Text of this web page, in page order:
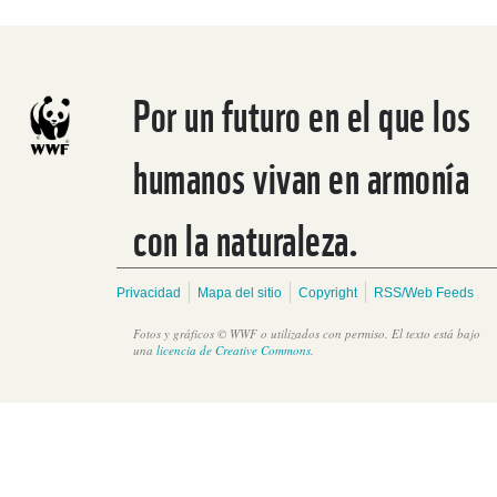
Por un futuro en el que los
humanos vivan en armonía
con la naturaleza.
Privacidad Mapa del sitio Copyright RSS/Web Feeds
Fotos y gráficos © WWF o utilizados con permiso. El texto está bajo
una licencia de Creative Commons.